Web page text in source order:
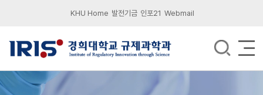
KHU Home 발전기금 인포21 Webmail